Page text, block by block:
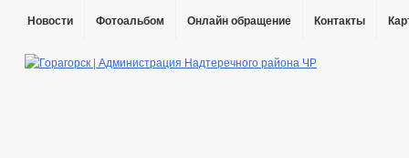
Новости Фотоальбом Онлайн обращение Контакты